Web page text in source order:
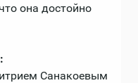
она достойно
Санакоевым